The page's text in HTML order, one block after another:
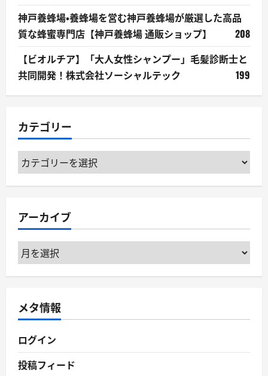
神戸養蜂場・養蜂場を営む神戸養蜂場が厳選した高品
質な蜂蜜専門店【神戸養蜂場 通販ショップ】
208
【ビオルチア】「大人女性シャンプー」毛髪診断士と
共同開発！株式会社ソーシャルテック
199
カテゴリー
カ
テ
ゴ
ー
アーカイブ
ア
ー
カ
ブ
メタ情報
ログイン
投稿フィード